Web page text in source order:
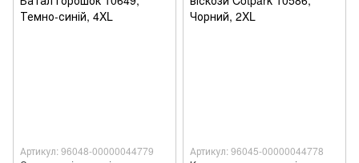
Артикул: 96048-00000044779 Артикул: 96045-00000044778